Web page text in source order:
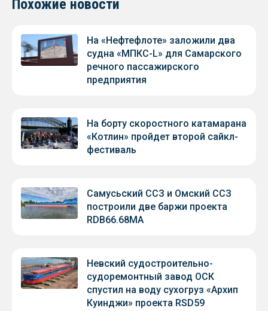
Похожие новости
На «Нефтефлоте» заложили два
судна «МПКС-L» для Самарского
речного пассажирского
предприятия
На борту скоростного катамарана
«Котлин» пройдет второй сайкл-
фестиваль
Самусьский ССЗ и Омский ССЗ
построили две баржи проекта
RDB66.68МА
Невский судостроительно-
судоремонтный завод ОСК
спустил на воду сухогруз «Архип
Куинджи» проекта RSD59